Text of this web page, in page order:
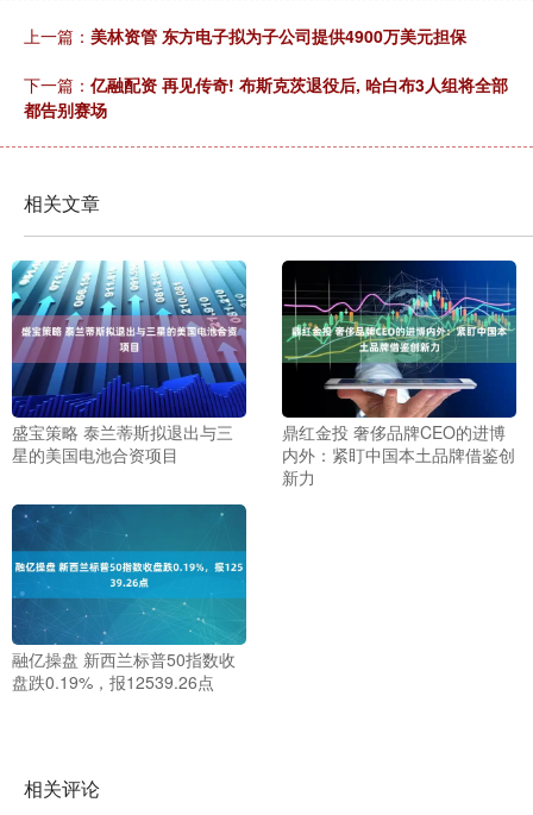
上一篇： 美林资管 东方电子拟为子公司提供4900万美元担保
下一篇： 亿融配资 再见传奇! 布斯克茨退役后, 哈白布3人组将全部
都告别赛场
相关文章
盛宝策略 泰兰蒂斯拟退出与三
星的美国电池合资项目
鼎红金投 奢侈品牌CEO的进博
内外：紧盯中国本土品牌借鉴创
新力
融亿操盘 新西兰标普50指数收
盘跌0.19%，报12539.26点
相关评论